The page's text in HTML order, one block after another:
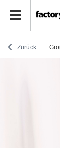
Zurück